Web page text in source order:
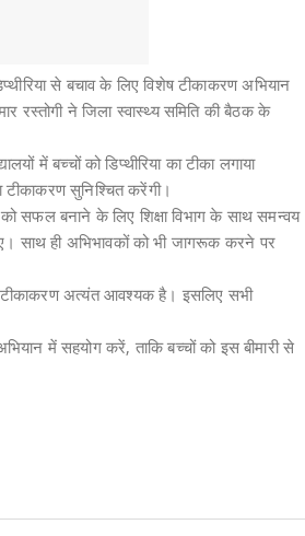
से बचाव के लिए विशेष टीकाकरण अभियान
रस्तोगी ने जिला स्वास्थ्य समिति की बैठक के
में बच्चों को डिप्थीरिया का टीका लगाया
सुनिश्चित करेंगी।
को सफल बनाने के लिए शिक्षा विभाग के साथ समन्वय
साथ ही अभिभावकों को भी जागरूक करने पर
टीकाकरण अत्यंत आवश्यक है। इसलिए सभी
में सहयोग करें, ताकि बच्चों को इस बीमारी से